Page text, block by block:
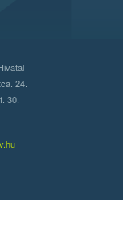
24.
30.